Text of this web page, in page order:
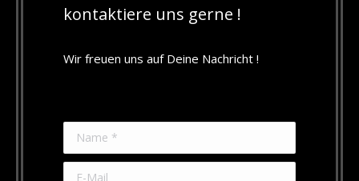
kontaktiere uns gerne !
Wir freuen uns auf Deine Nachricht !
Name *
E-Mail